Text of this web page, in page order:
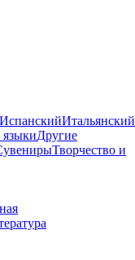
ИспанскийИтальянский
языкиДругие
Творчество и